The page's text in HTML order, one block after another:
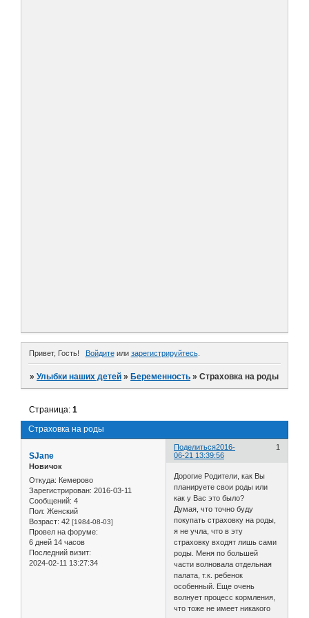
Привет, Гость! Войдитеили зарегистрируйтесь.
»Улыбки наших детей » Беременность »Страховка на роды
Страховка на роды
Страница:1
Поделиться 1
2016-
06-21 13:39:56
SJane
Новичок
Откуда: Кемерово
Зарегистрирован: 2016-03-11
Сообщений: 4
Пол: Женский
Возраст: 42 [1984-08-03]
Провел на форуме:
6 дней 14 часов
Последний визит:
2024-02-11 13:27:34
Дорогие Родители, как Вы
планируете свои роды или
как у Вас это было?
Думая, что точно буду
покупать страховку на роды,
я не учла, что в эту
страховку входят лишь сами
роды. Меня по большей
части волновала отдельная
палата, т.к. ребенок
особенный. Еще очень
волнует процесс кормления,
что тоже не имеет никакого